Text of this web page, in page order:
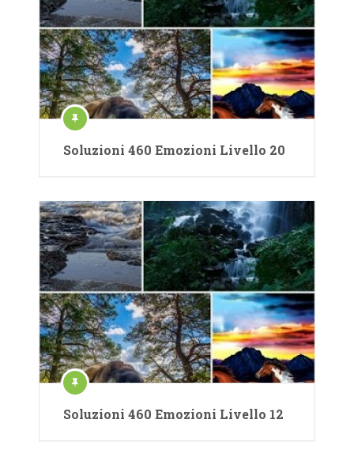
Soluzioni 460 Emozioni Livello 20
Soluzioni 460 Emozioni Livello 12